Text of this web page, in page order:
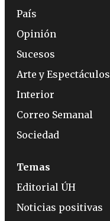
País
Opinión
Sucesos
Arte y Espectáculos
Interior
Correo Semanal
Sociedad
Temas
Editorial ÚH
Noticias positivas